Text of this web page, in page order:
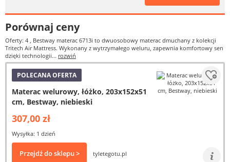
Porównaj ceny
Oferty: 4 , Bestway materac 6713i to dwuosobowy materac dmuchany z kolekcji
Tritech Air Mattress. Wykonany z wytrzymałego weluru, zapewnia komfortowy sen
dzięki technologii... rozwiń
POLECANA OFERTA
Materac welurowy, łóżko, 203x152x51
cm, Bestway, niebieski
307,00 zł
Wysyłka: 1 dzień
Przejdź do sklepu > tyletegotu.pl